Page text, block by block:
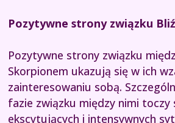
Pozytywne strony związku
Pozytywne strony związku
Skorpionem ukazują się w ich
zainteresowaniu sobą.
fazie związku między nimi toczy
ekscytujących i intensywnych